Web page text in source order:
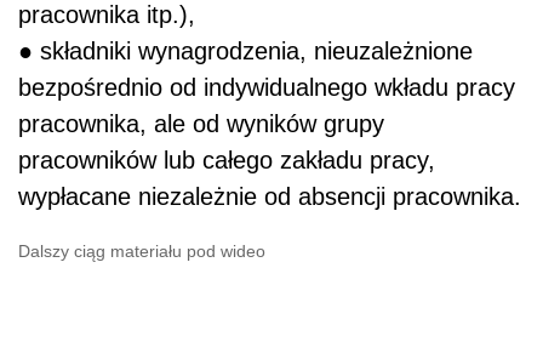
pracownika itp.),
● składniki wynagrodzenia, nieuzależnione
bezpośrednio od indywidualnego wkładu pracy
pracownika, ale od wyników grupy
pracowników lub całego zakładu pracy,
wypłacane niezależnie od absencji pracownika.
Dalszy ciąg materiału pod wideo